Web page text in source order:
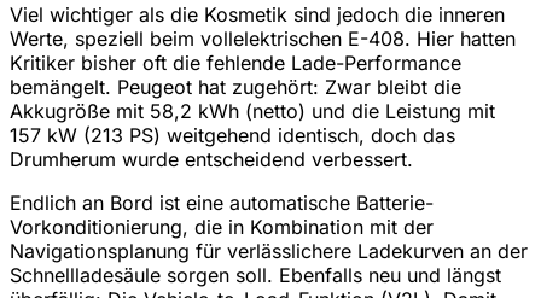
Viel wichtiger als die Kosmetik sind jedoch die inneren
Werte, speziell beim vollelektrischen E-408. Hier hatten
Kritiker bisher oft die fehlende Lade-Performance
bemängelt. Peugeot hat zugehört: Zwar bleibt die
Akkugröße mit 58,2 kWh (netto) und die Leistung mit
157 kW (213 PS) weitgehend identisch, doch das
Drumherum wurde entscheidend verbessert.
Endlich an Bord ist eine automatische Batterie-
Vorkonditionierung, die in Kombination mit der
Navigationsplanung für verlässlichere Ladekurven an der
Schnellladesäule sorgen soll. Ebenfalls neu und längst